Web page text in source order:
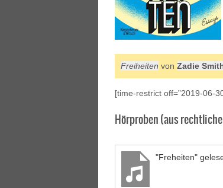
Freiheiten von Zadie
[time-restrict off=”2019-06-
Hörproben (aus
"Freheiten"